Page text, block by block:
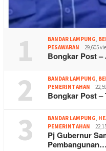
1 BANDAR LAMPUNG,
PESAWARAN
29,605
Bongkar Post
2 BANDAR LAMPUNG,
PEMERINTAHAN
Bongkar Post
3 BANDAR LAMPUNG,
PEMERINTAHAN
Pj Gubernur
Pembangunan…